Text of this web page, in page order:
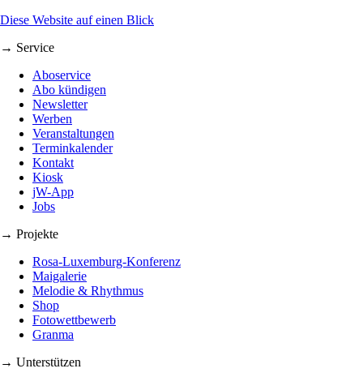
Diese Website auf einen Blick
→ Service
Aboservice
Abo kündigen
Newsletter
Werben
Veranstaltungen
Terminkalender
Kontakt
Kiosk
jW-App
Jobs
→ Projekte
Rosa-Luxemburg-Konferenz
Maigalerie
Melodie & Rhythmus
Shop
Fotowettbewerb
Granma
→ Unterstützen